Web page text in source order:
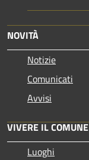
NOVITÀ
Notizie
Comunicati
Avvisi
VIVERE IL COMUNE
Luoghi